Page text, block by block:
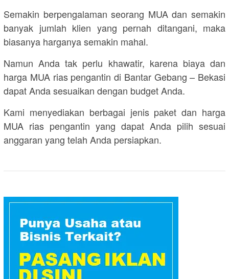
Semakin berpengalaman seorang MUA dan semakin
banyak jumlah klien yang pernah ditangani, maka
biasanya harganya semakin mahal.
Namun Anda tak perlu khawatir, karena biaya dan
harga MUA rias pengantin di Bantar Gebang – Bekasi
dapat Anda sesuaikan dengan budget Anda.
Kami menyediakan berbagai jenis paket dan harga
MUA rias pengantin yang dapat Anda pilih sesuai
anggaran yang telah Anda persiapkan.